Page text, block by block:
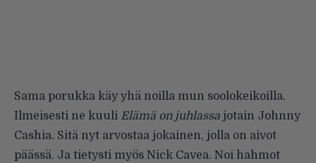
Sama porukka käy yhä noilla mun soolokeikoilla.
Ilmeisesti ne kuuli Elämä on juhlassa jotain Johnny
Cashia. Sitä nyt arvostaa jokainen, jolla on aivot
päässä. Ja tietysti myös Nick Cavea. Noi hahmot